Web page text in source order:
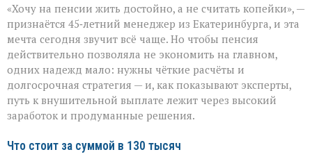
мечты:
что
нужно,
чтобы
получать
130
тысяч
рублей
«Хочу на пенсии жить достойно, а не считать копейки», —
признаётся 45‑летний менеджер из Екатеринбурга, и эта
мечта сегодня звучит всё чаще. Но чтобы пенсия
действительно позволяла не экономить на главном,
одних надежд мало: нужны чёткие расчёты и
долгосрочная стратегия — и, как показывают эксперты,
путь к внушительной выплате лежит через высокий
заработок и продуманные решения.
Что стоит за суммой в 130 тысяч